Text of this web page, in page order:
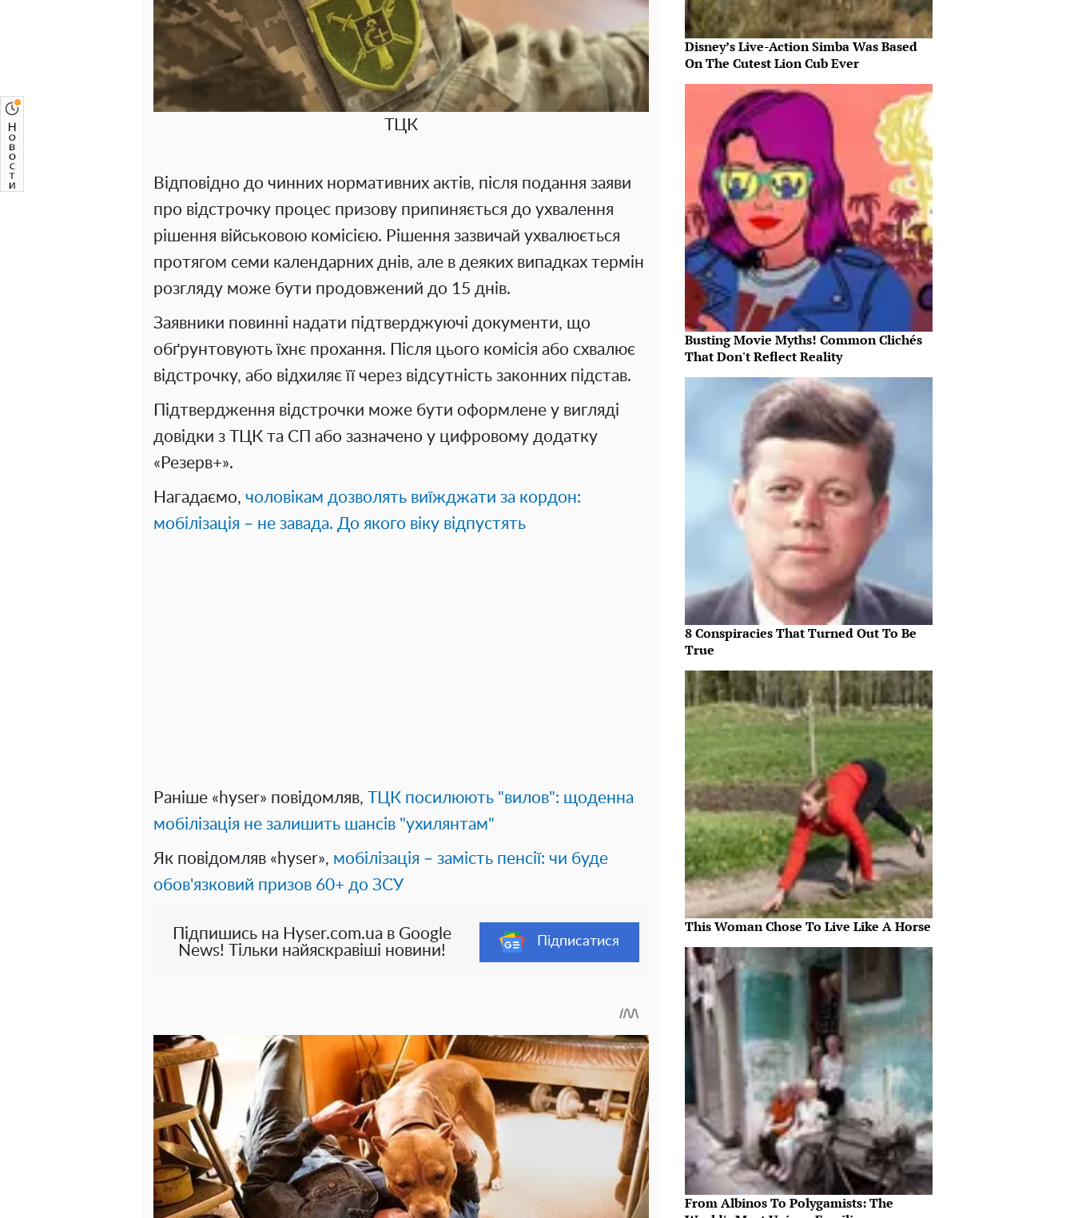
ТЦК
Відповідно до чинних нормативних актів, після подання заяви
про відстрочку процес призову припиняється до ухвалення
рішення військовою комісією. Рішення зазвичай ухвалюється
протягом семи календарних днів, але в деяких випадках термін
розгляду може бути продовжений до 15 днів.
Заявники повинні надати підтверджуючі документи, що
обґрунтовують їхнє прохання. Після цього комісія або схвалює
відстрочку, або відхиляє її через відсутність законних підстав.
Підтвердження відстрочки може бути оформлене у вигляді
довідки з ТЦК та СП або зазначено у цифровому додатку
«Резерв+».
Нагадаємо, чоловікам дозволять виїжджати за кордон:
мобілізація – не завада. До якого віку відпустять
Раніше «hyser» повідомляв, ТЦК посилюють "вилов": щоденна
мобілізація не залишить шансів "ухилянтам"
Як повідомляв «hyser», мобілізація – замість пенсії: чи буде
обов'язковий призов 60+ до ЗСУ
Підпишись на Hyser.com.ua в Google
News! Тільки найяскравіші новини!
Підписатися
Disney’s Live-Action Simba Was Based
On The Cutest Lion Cub Ever
Busting Movie Myths! Common Clichés
That Don't Reflect Reality
8 Conspiracies That Turned Out To Be
True
This Woman Chose To Live Like A Horse
From Albinos To Polygamists: The